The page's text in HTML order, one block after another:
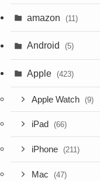
amazon (11)
Android (5)
Apple (423)
Apple Watch (9)
iPad (66)
iPhone (211)
Mac (47)